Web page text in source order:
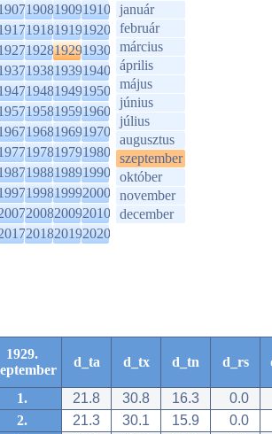
190819091910
191819191920
192819291930
193819391940
194819491950
195819591960
196819691970
197819791980
198819891990
199819992000
200820092010
201820192020
január
február
március
április
május
június
július
augusztus
szeptember
október
november
december
1929.
d_ta d_tx d_tn d_rs
1. 21.8 30.8 16.3 0.0
2.
21.3 30.1 15.9 0.0